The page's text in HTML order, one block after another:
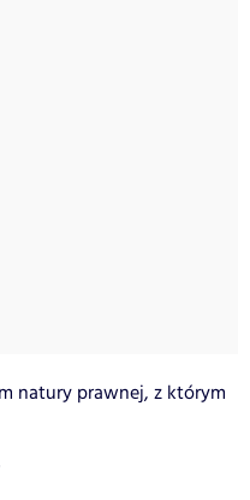
natury prawnej, z którym